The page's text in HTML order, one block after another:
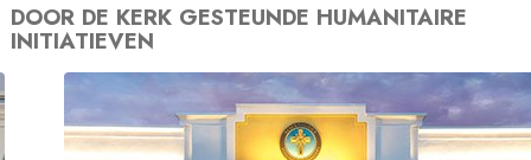
DOOR DE KERK GESTEUNDE HUMANITAIRE
INITIATIEVEN